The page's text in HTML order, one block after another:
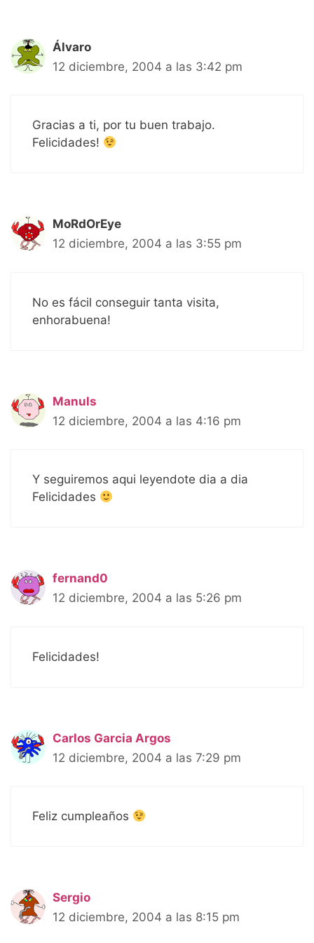
Álvaro
12 diciembre, 2004 a las 3:42 pm
Gracias a ti, por tu buen trabajo.
Felicidades!
MoRdOrEye
12 diciembre, 2004 a las 3:55 pm
No es fácil conseguir tanta visita,
enhorabuena!
Manuls
12 diciembre, 2004 a las 4:16 pm
Y seguiremos aqui leyendote dia a dia
Felicidades
fernand0
12 diciembre, 2004 a las 5:26 pm
Felicidades!
Carlos Garcia Argos
12 diciembre, 2004 a las 7:29 pm
Feliz cumpleaños
Sergio
12 diciembre, 2004 a las 8:15 pm